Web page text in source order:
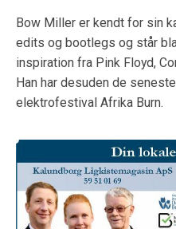
Bow Miller er kendt for sin
edits og bootlegs og står
inspiration fra Pink Floyd,
Han har desuden de
elektrofestival Afrika Burn.